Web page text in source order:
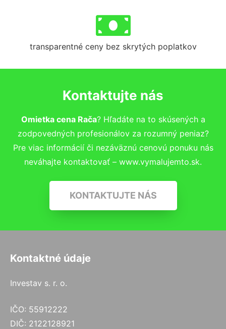
transparentné ceny bez skrytých poplatkov
Kontaktujte nás
Omietka cena Rača? Hľadáte na to skúsených a
zodpovedných profesionálov za rozumný peniaz?
Pre viac informácií či nezáväznú cenovú ponuku nás
neváhajte kontaktovať – www.vymalujemto.sk.
KONTAKTUJTE NÁS
Kontaktné údaje
Investav s. r. o.
IČO: 55912222
DIČ: 2122128921